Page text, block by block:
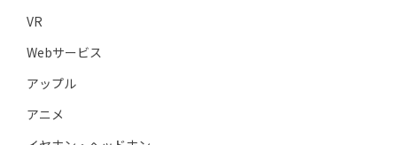
VR
Webサービス
アップル
アニメ